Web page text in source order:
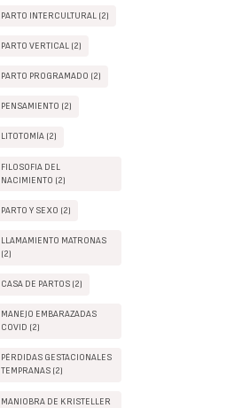
PARTO INTERCULTURAL (2)
PARTO VERTICAL (2)
PARTO PROGRAMADO (2)
PENSAMIENTO (2)
LITOTOMÍA (2)
FILOSOFIA DEL
NACIMIENTO (2)
PARTO Y SEXO (2)
LLAMAMIENTO MATRONAS
(2)
CASA DE PARTOS (2)
MANEJO EMBARAZADAS
COVID (2)
PÉRDIDAS GESTACIONALES
TEMPRANAS (2)
MANIOBRA DE KRISTELLER